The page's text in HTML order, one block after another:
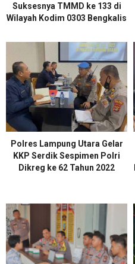
Suksesnya TMMD ke 133 di
Wilayah Kodim 0303 Bengkalis
Polres Lampung Utara Gelar
KKP Serdik Sespimen Polri
Dikreg ke 62 Tahun 2022